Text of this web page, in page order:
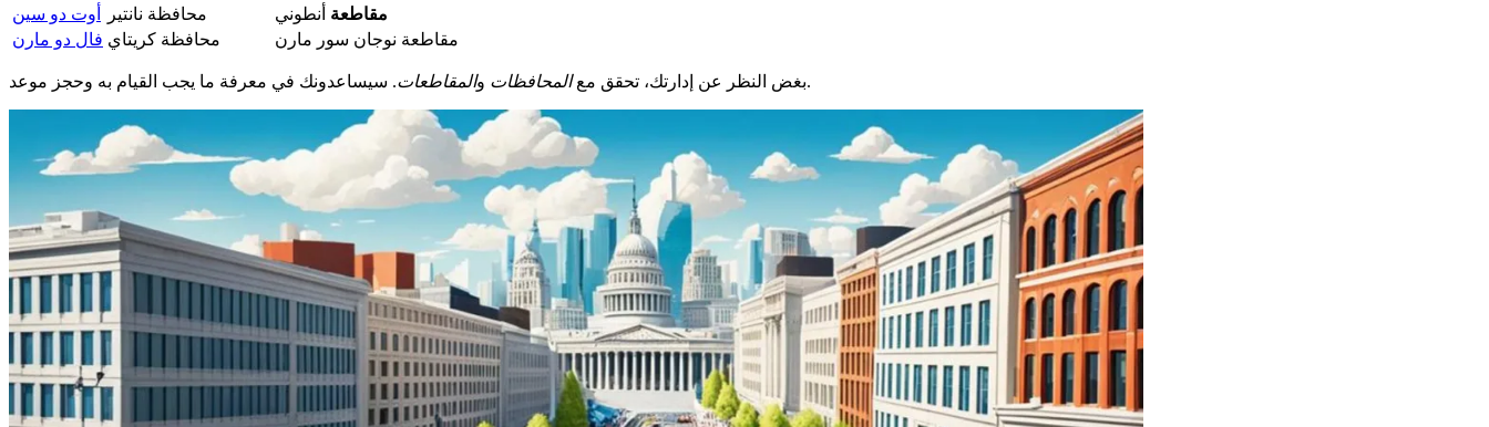
أوت دو سين
محافظة نانتير مقاطعة أنطوني
فال دو مارن محافظة كريتاي مقاطعة نوجان سور مارن
بغض النظر عن إدارتك، تحقق معالمحافظات والمقاطعات . سيساعدونك في معرفة ما يجب القيام به وحجز موعد.